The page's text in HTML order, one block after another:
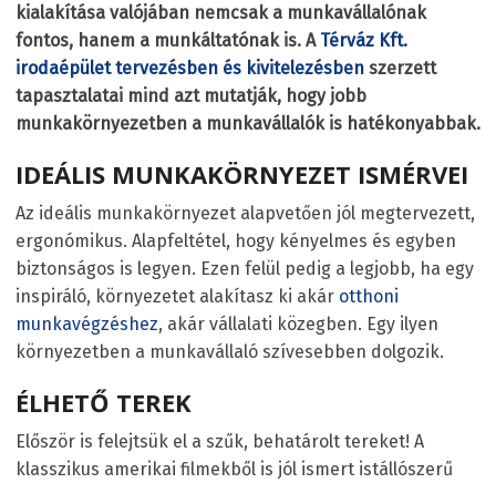
kialakítása valójában nemcsak a munkavállalónak
fontos, hanem a munkáltatónak is. A Térváz Kft.
irodaépület tervezésben és kivitelezésben szerzett
tapasztalatai mind azt mutatják, hogy jobb
munkakörnyezetben a munkavállalók is hatékonyabbak.
IDEÁLIS MUNKAKÖRNYEZET ISMÉRVEI
Az ideális munkakörnyezet alapvetően jól megtervezett,
ergonómikus. Alapfeltétel, hogy kényelmes és egyben
biztonságos is legyen. Ezen felül pedig a legjobb, ha egy
inspiráló, környezetet alakítasz ki akár otthoni
munkavégzéshez, akár vállalati közegben. Egy ilyen
környezetben a munkavállaló szívesebben dolgozik.
ÉLHETŐ TEREK
Először is felejtsük el a szűk, behatárolt tereket! A
klasszikus amerikai filmekből is jól ismert istállószerű